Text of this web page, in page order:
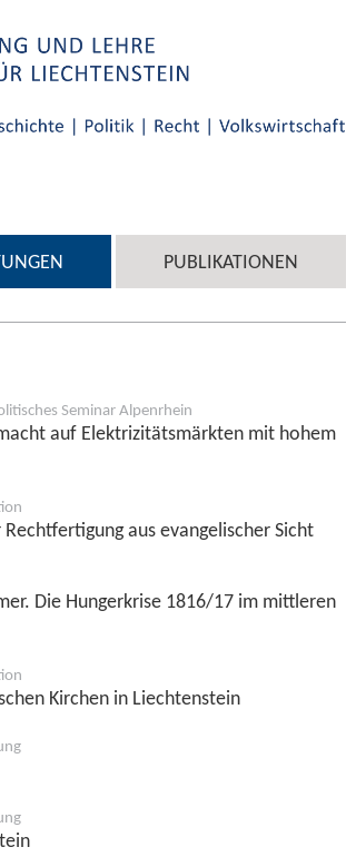
PUBLIKATIONEN
Seminar Alpenrhein
auf Elektrizitätsmärkten mit hohem
aus evangelischer Sicht
Die Hungerkrise 1816/17 im mittleren
Kirchen in Liechtenstein